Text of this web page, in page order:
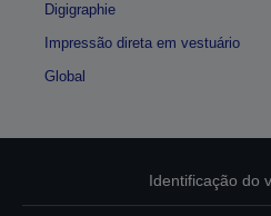
Digigraphie
Impressão direta em vestuário
Global
Identificação do